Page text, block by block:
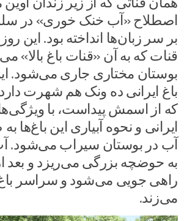
اصطلاح «آب خنک خوری» در
بر سر زبان‌ها انداخته بود. این
قنات که به آن «قنات باغ بالا»
بوستان مختاری جاری می‌شود.
باغ ایرانی ده ونک هم شهرت
که از اسمش پیداست، با
ایرانی و نحوه آبیاری این
آب در بوستان سیراب می‌شود. آب
به حوضچه بزرگی می‌ریزد و بعد
راهی جویی می‌شود و سراسر باغ
می‌زند.